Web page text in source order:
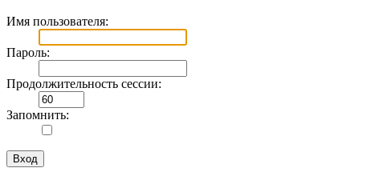
Имя пользователя:
Пароль:
Продолжительность сессии:
Запомнить: